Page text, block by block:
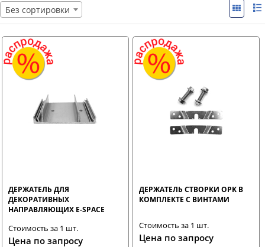
Без сортировки
ДЕРЖАТЕЛЬ ДЛЯ
ДЕКОРАТИВНЫХ
НАПРАВЛЯЮЩИХ E-SPACE
Стоимость за 1 шт.
Цена по запросу
ДЕРЖАТЕЛЬ СТВОРКИ OPK В
КОМПЛЕКТЕ С ВИНТАМИ
Стоимость за 1 шт.
Цена по запросу